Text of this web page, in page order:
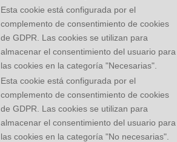
Esta cookie está configurada por el
complemento de consentimiento de cookies
de GDPR. Las cookies se utilizan para
almacenar el consentimiento del usuario para
las cookies en la categoría "Necesarias".
Esta cookie está configurada por el
complemento de consentimiento de cookies
de GDPR. Las cookies se utilizan para
almacenar el consentimiento del usuario para
las cookies en la categoría "No necesarias".